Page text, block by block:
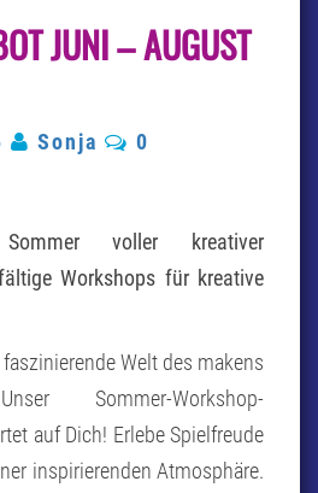
ANGEBOT
JUNI
JUNI – AUGUST
Sonja Kommentare
0
voller kreativer
Workshops für kreative
Welt des makens
Sommer-Workshop-
auf Dich! Erlebe Spielfreude
inspirierenden Atmosphäre.